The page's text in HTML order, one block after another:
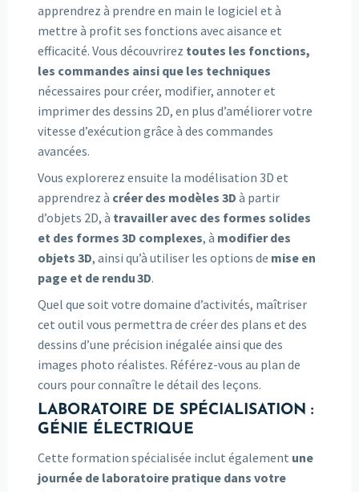
apprendrez à prendre en main le logiciel et à
mettre à profit ses fonctions avec aisance et
efficacité. Vous découvrirez toutes les fonctions,
les commandes ainsi que les techniques
nécessaires pour créer, modifier, annoter et
imprimer des dessins 2D, en plus d’améliorer votre
vitesse d’exécution grâce à des commandes
avancées.
Vous explorerez ensuite la modélisation 3D et
apprendrez à créer des modèles 3D à partir
d’objets 2D, à travailler avec des formes solides
et des formes 3D complexes, à modifier des
objets 3D, ainsi qu’à utiliser les options de mise en
page et de rendu 3D.
Quel que soit votre domaine d’activités, maîtriser
cet outil vous permettra de créer des plans et des
dessins d’une précision inégalée ainsi que des
images photo réalistes. Référez-vous au plan de
cours pour connaître le détail des leçons.
LABORATOIRE DE SPÉCIALISATION :
GÉNIE ÉLECTRIQUE
Cette formation spécialisée inclut également une
journée de laboratoire pratique dans votre